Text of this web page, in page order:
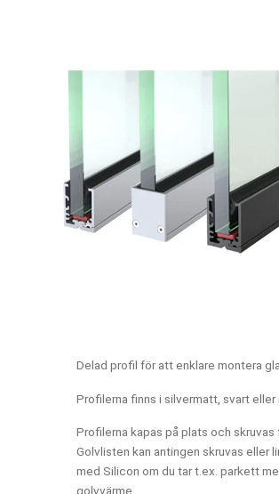
Delad profil för att enklare montera
Profilerna finns i silvermatt, svart eller
Profilerna kapas på plats och skruvas
Golvlisten kan antingen skruvas eller
med Silicon om du tar t.ex. parkett
golvvärme.